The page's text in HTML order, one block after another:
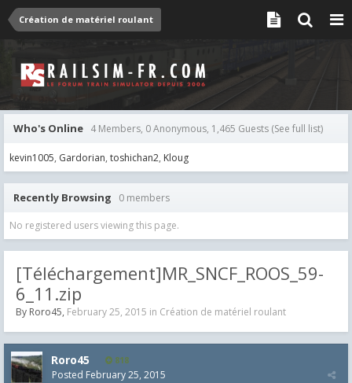
Création de matériel roulant
Who's Online 4 Members, 0 Anonymous, 1,465 Guests (See full list)
kevin1005 Gardorian toshichan2 Kloug
Recently Browsing 0 members
No registered users viewing this page.
[Téléchargement]MR_SNCF_ROOS_59-
6_11.zip
By Roro45, February 25, 2015 in Création de matériel roulant
Roro45 818
Posted February 25, 2015